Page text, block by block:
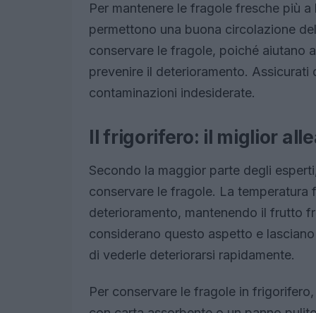
Per mantenere le fragole fresche più
permettono una buona circolazione
conservare le fragole, poiché aiutano
prevenire il deterioramento.
contaminazioni indesiderate.
Il frigorifero: il miglior
Secondo la maggior parte degli
conservare le fragole. La temperatura
deterioramento, mantenendo il frutto
considerano questo aspetto e
di vederle deteriorarsi rapidamente.
Per conservare le fragole in